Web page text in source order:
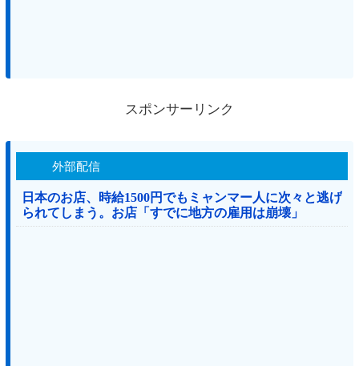
スポンサーリンク
外部配信
日本のお店、時給1500円でもミャンマー人に次々と逃げ
られてしまう。お店「すでに地方の雇用は崩壊」